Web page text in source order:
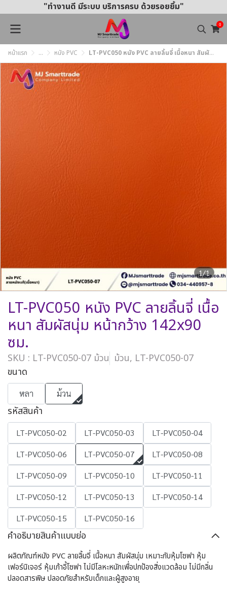
"ทำงานดี มีระบบ บริการครบ ด้วยรอยยิ้ม"
0
หน้าแรก ... หนัง PVC LT-PVC050 หนัง PVC ลายลิ้นจี่ เนื้อหนา สัมผัสนุ่ม หน้ากว้าง 142x90 ซม.
1/1
LT-PVC050 หนัง PVC ลายลิ้นจี่ เนื้อ
หนา สัมผัสนุ่ม หน้ากว้าง 142x90
ซม.
SKU : LT-PVC050-07 ม้วน ม้วน, LT-PVC050-07
ขนาด
หลา ม้วน
รหัสสินค้า
LT-PVC050-02 LT-PVC050-03
LT-PVC050-04
LT-PVC050-06
LT-PVC050-07
LT-PVC050-08
LT-PVC050-09
LT-PVC050-10
LT-PVC050-11
LT-PVC050-12
LT-PVC050-13
LT-PVC050-14
LT-PVC050-15
LT-PVC050-16
คำอธิบายสินค้าแบบย่อ
ผลิตภัณฑ์หนัง PVC ลายลิ้นจี่ เนื้อหนา สัมผัสนุ่ม เหมาะกับหุ้มโซฟา หุ้ม
เฟอร์นิเจอร์ หุ้มเก้าอี้โซฟา ไม่มีโลหะหนักเพื่อปกป้องสิ่งแวดล้อม ไม่มีกลิ่น
ปลอดสารพิษ ปลอดภัยสำหรับเด็กและผู้สูงอายุ